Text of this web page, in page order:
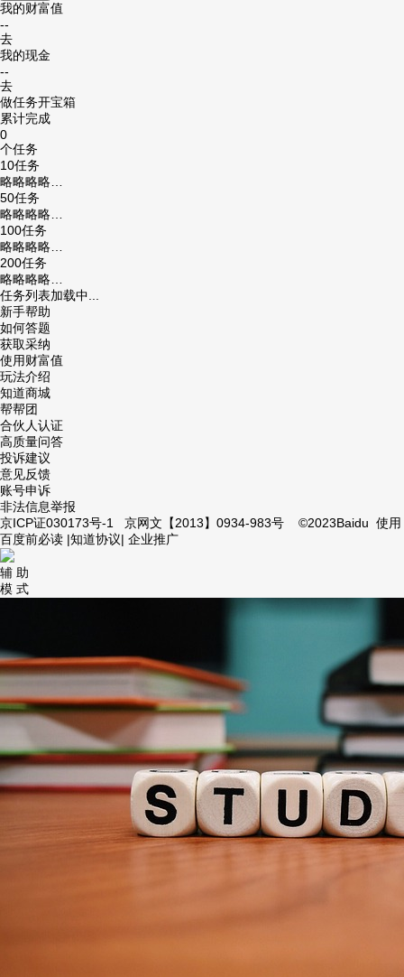
我的财富值
--
去
我的现金
--
去
做任务开宝箱
累计完成
0
个任务
10任务
略略略略…
50任务
略略略略…
100任务
略略略略…
200任务
略略略略…
任务列表加载中...
新手帮助
如何答题
获取采纳
使用财富值
玩法介绍
知道商城
帮帮团
合伙人认证
高质量问答
投诉建议
意见反馈
账号申诉
非法信息举报
京ICP证030173号-1 京网文【2013】0934-983号 ©2023Baidu 使用
百度前必读 |知道协议| 企业推广
辅 助
模 式